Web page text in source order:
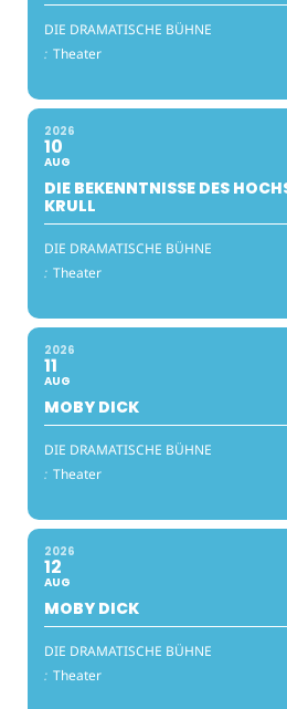
DIE DRAMATISCHE BÜHNE
: Theater
2026
10
AUG
DIE BEKENNTNISSE DES
KRULL
DIE DRAMATISCHE BÜHNE
: Theater
2026
11
AUG
MOBY DICK
DIE DRAMATISCHE BÜHNE
: Theater
2026
12
AUG
MOBY DICK
DIE DRAMATISCHE BÜHNE
: Theater